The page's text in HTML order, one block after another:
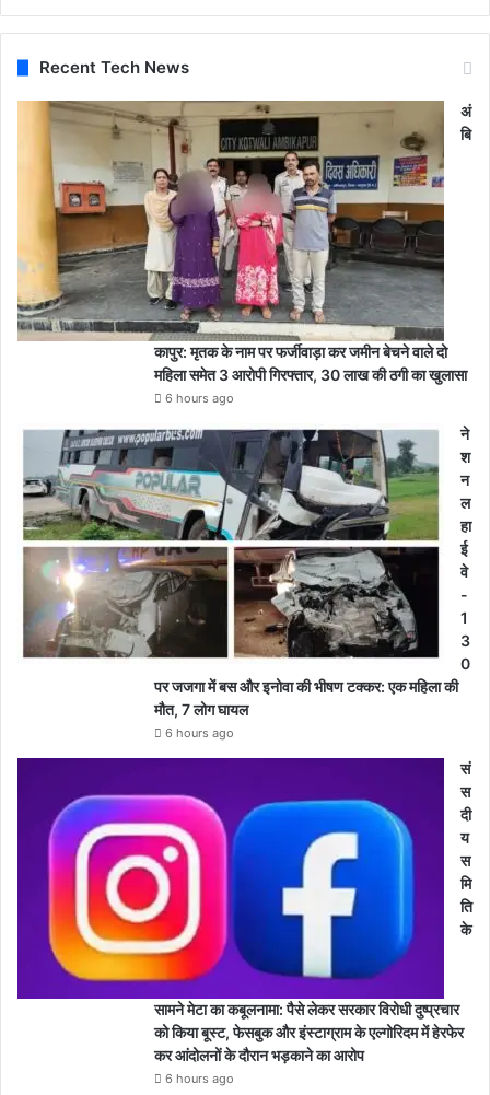
Recent Tech News
अं
बि
कापुर: मृतक के नाम पर फर्जीवाड़ा कर जमीन बेचने वाले दो
महिला समेत 3 आरोपी गिरफ्तार, 30 लाख की ठगी का खुलासा
6 hours ago
ने
श
न
ल
हा
ई
वे
-
1
3
0
पर जजगा में बस और इनोवा की भीषण टक्कर: एक महिला की
मौत, 7 लोग घायल
6 hours ago
सं
स
दी
य
स
मि
ति
के
सामने मेटा का कबूलनामा: पैसे लेकर सरकार विरोधी दुष्प्रचार
को किया बूस्ट, फेसबुक और इंस्टाग्राम के एल्गोरिदम में हेरफेर
कर आंदोलनों के दौरान भड़काने का आरोप
6 hours ago